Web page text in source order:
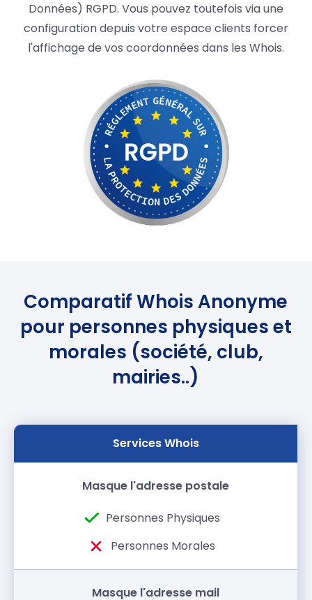
Données) RGPD. Vous pouvez toutefois via une
configuration depuis votre espace clients forcer
l'affichage de vos coordonnées dans les Whois.
Comparatif Whois Anonyme
pour personnes physiques et
morales (société, club,
mairies..)
Services Whois
Masque l'adresse postale
Masque l'adresse mail